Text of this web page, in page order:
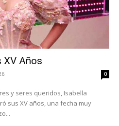
XV Años
0
y seres queridos, Isabella
sus XV años, una fecha muy